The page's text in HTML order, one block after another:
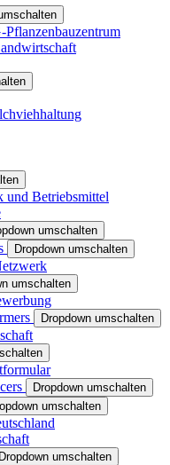
und Betriebsmittel
umschalten
Dropdown umschalten
umschalten
Dropdown umschalten
Dropdown umschalten
umschalten
Dropdown umschalten